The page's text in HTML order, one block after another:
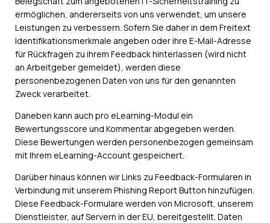
ermöglichen, andererseits von uns verwendet, um unsere
Leistungen zu verbessern. Sofern Sie daher in dem Freitext
Identifikationsmerkmale angeben oder ihre E-Mail-Adresse
für Rückfragen zu ihrem Feedback hinterlassen (wird nicht
an Arbeitgeber gemeldet), werden diese
personenbezogenen Daten von uns für den genannten
Zweck verarbeitet.
Daneben kann auch pro eLearning-Modul ein
Bewertungsscore und Kommentar abgegeben werden.
Diese Bewertungen werden personenbezogen gemeinsam
mit Ihrem eLearning-Account gespeichert.
Darüber hinaus können wir Links zu Feedback-Formularen in
Verbindung mit unserem Phishing Report Button hinzufügen.
Diese Feedback-Formulare werden von Microsoft, unserem
Dienstleister, auf Servern in der EU, bereitgestellt. Daten